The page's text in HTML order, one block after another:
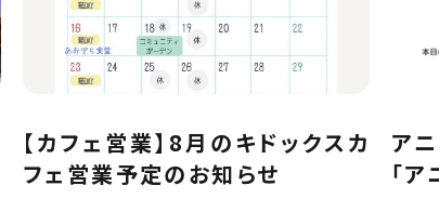
【カフェ営業】8月のキドックスカ
フェ営業予定のお知らせ
ア
「